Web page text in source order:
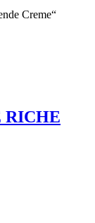
Creme“
RICHE